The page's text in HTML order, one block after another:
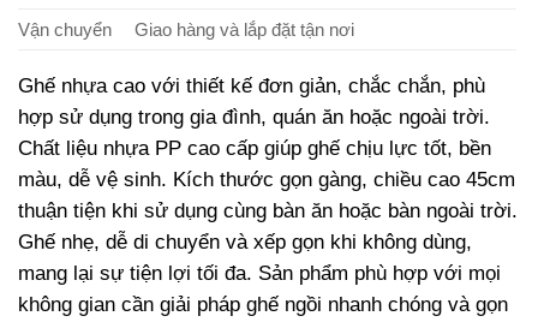
Vận chuyển
Giao hàng và lắp đặt tận nơi
Ghế nhựa cao với thiết kế đơn giản, chắc chắn, phù
hợp sử dụng trong gia đình, quán ăn hoặc ngoài trời.
Chất liệu nhựa PP cao cấp giúp ghế chịu lực tốt, bền
màu, dễ vệ sinh. Kích thước gọn gàng, chiều cao 45cm
thuận tiện khi sử dụng cùng bàn ăn hoặc bàn ngoài trời.
Ghế nhẹ, dễ di chuyển và xếp gọn khi không dùng,
mang lại sự tiện lợi tối đa. Sản phẩm phù hợp với mọi
không gian cần giải pháp ghế ngồi nhanh chóng và gọn